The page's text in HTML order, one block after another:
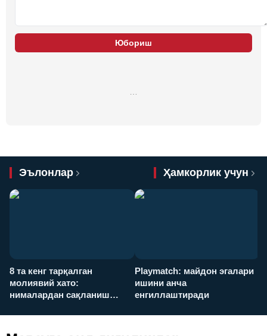
Юбориш
Эълонлар Ҳамкорлик учун
8 та кенг тарқалган
молиявий хато:
нималардан сақланиш
Playmatch: майдон эгалари
ишини анча
енгиллаштиради